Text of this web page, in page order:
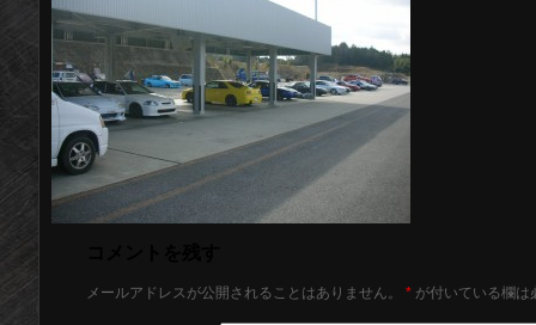
メールアドレスが公開されることはありません。 * が付いている欄は